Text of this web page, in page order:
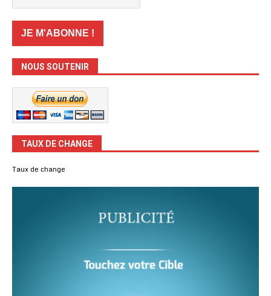
NOUS SOUTENIR
TAUX DE CHANGE
Taux de change